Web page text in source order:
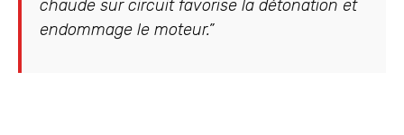
chaude sur circuit favorise la détonation et
endommage le moteur.”